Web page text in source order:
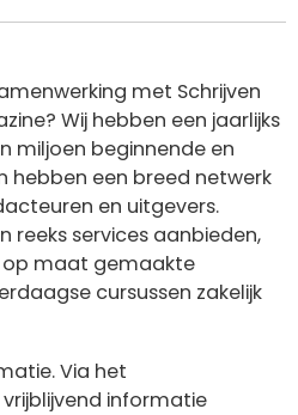
met Schrijven
Wij hebben een jaarlijks
miljoen beginnende en
hebben een breed netwerk
en uitgevers.
reeks services aanbieden,
op maat gemaakte
cursussen zakelijk
Via het
vrijblijvend informatie